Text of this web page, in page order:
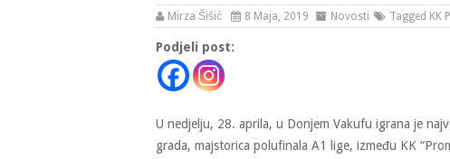
Mirza Šišić 8 Maja, 2019 Novosti Tagged KK
Podjeli post:
U nedjelju, 28. aprila, u Donjem Vakufu igrana je
grada, majstorica polufinala A1 lige, između KK